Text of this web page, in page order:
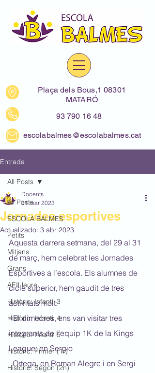
Plaça dels Bous,1 08301
MATARÓ
93 790 16 48
escolabalmes@escolabalmes.cat
Entrada
All Posts
ESCOLA BALMES
Petits
Mitjans
Grans
AEILleure
Històric: Infantil 3
Històric: Infantil 4
Històric: Infantil 5
Històric: Primer (1r)
Històric: Segon (2n)
All Posts
Jornades esportives
Docents
31 mar 2023
Actualizado: 3 abr 2023
Aquesta darrera setmana, del 29 al 31
de març, hem celebrat les Jornades
Esportives a l’escola. Els alumnes de
cicle superior, hem gaudit de tres
activitats molt:
- El dimecres, ens van visitar tres
integrants de l’equip 1K de la Kings
League: en Sergio
  Ortega, en Roman Alegre i en Sergi